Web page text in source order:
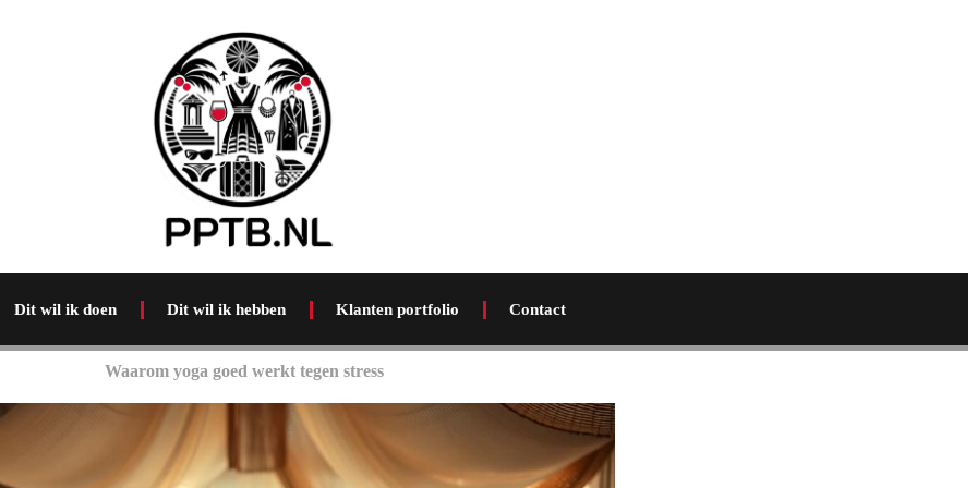
Dit wil ik doen Dit wil ik hebben Klanten portfolio Contact
Waarom yoga goed werkt tegen stress